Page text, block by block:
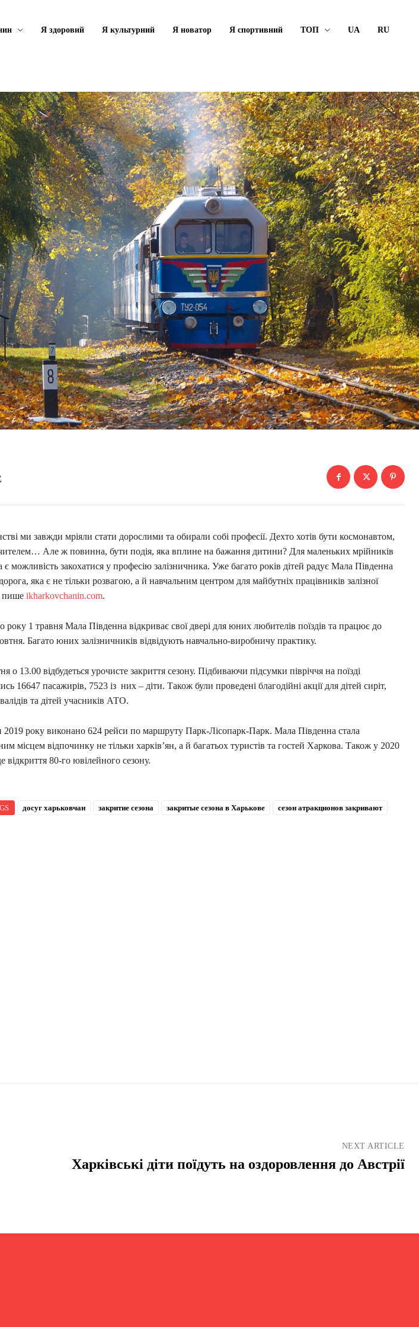
Я здоровий Я культурний Я новатор Я спортивний ТОП UA RU
ми завжди мріяли стати дорослими та обирали собі професії. Дехто хотів бути космонавтом,
Але ж повинна, бути подія, яка вплине на бажання дитини? Для маленьких мрійників
є можливість закохатися у професію залізничника. Уже багато років дітей радує Мала Південна
дорога, яка є не тільки розвагою, а й навчальним центром для майбутніх працівників залізної
пише ikharkovchanin.com.
року 1 травня Мала Південна відкриває свої двері для юних любителів поїздів та працює до
Багато юних залізничників відвідують навчально-виробничу практику.
о 13.00 відбудеться урочисте закриття сезону. Підбиваючи підсумки півріччя на поїзді
16647 пасажирів, 7523 із них – діти. Також були проведені благодійні акції для дітей сиріт,
та дітей учасників АТО.
2019 року виконано 624 рейси по маршруту Парк-Лісопарк-Парк. Мала Південна стала
місцем відпочинку не тільки харків’ян, а й багатьох туристів та гостей Харкова. Також у 2020
відкриття 80-го ювілейного сезону.
досуг харьковчан закритие сезона закритые сезона в Харькове сезон атракционов закривают
NEXT ARTICLE
Харківські діти поїдуть на оздоровлення до Австрії